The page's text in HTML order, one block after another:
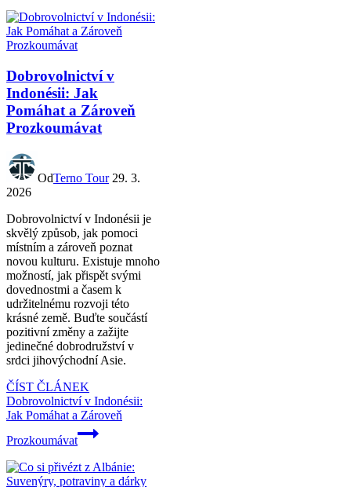
Dobrovolnictví v
Indonésii: Jak
Pomáhat a Zároveň
Prozkoumávat
OdTerno Tour 29. 3.
2026
Dobrovolnictví v Indonésii je
skvělý způsob, jak pomoci
místním a zároveň poznat
novou kulturu. Existuje mnoho
možností, jak přispět svými
dovednostmi a časem k
udržitelnému rozvoji této
krásné země. Buďte součástí
pozitivní změny a zažijte
jedinečné dobrodružství v
srdci jihovýchodní Asie.
ČÍST ČLÁNEK
Dobrovolnictví v Indonésii:
Jak Pomáhat a Zároveň
Prozkoumávat